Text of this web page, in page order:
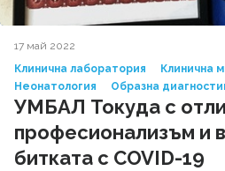
17 май 2022
Клинична лаборатория
Клинична
Неонатология
Образна
УМБАЛ Токуда с
професионализъм и
битката с COVID-19